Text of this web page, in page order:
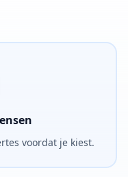
voordat je kiest.